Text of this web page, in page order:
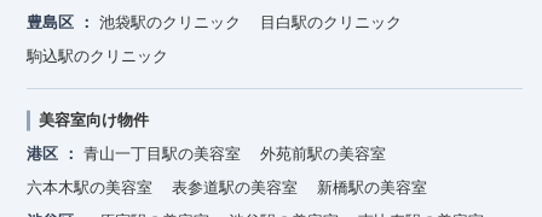
豊島区
池袋駅のクリニック
目白駅のクリニック
駒込駅のクリニック
美容室向け物件
港区
青山一丁目駅の美容室
外苑前駅の美容室
六本木駅の美容室
表参道駅の美容室
新橋駅の美容室